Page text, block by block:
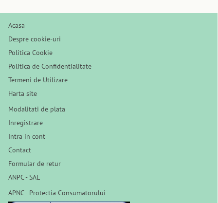
Acasa
Despre cookie-uri
Politica Cookie
Politica de Confidentialitate
Termeni de Utilizare
Harta site
Modalitati de plata
Inregistrare
Intra in cont
Contact
Formular de retur
ANPC - SAL
APNC - Protectia Consumatorului